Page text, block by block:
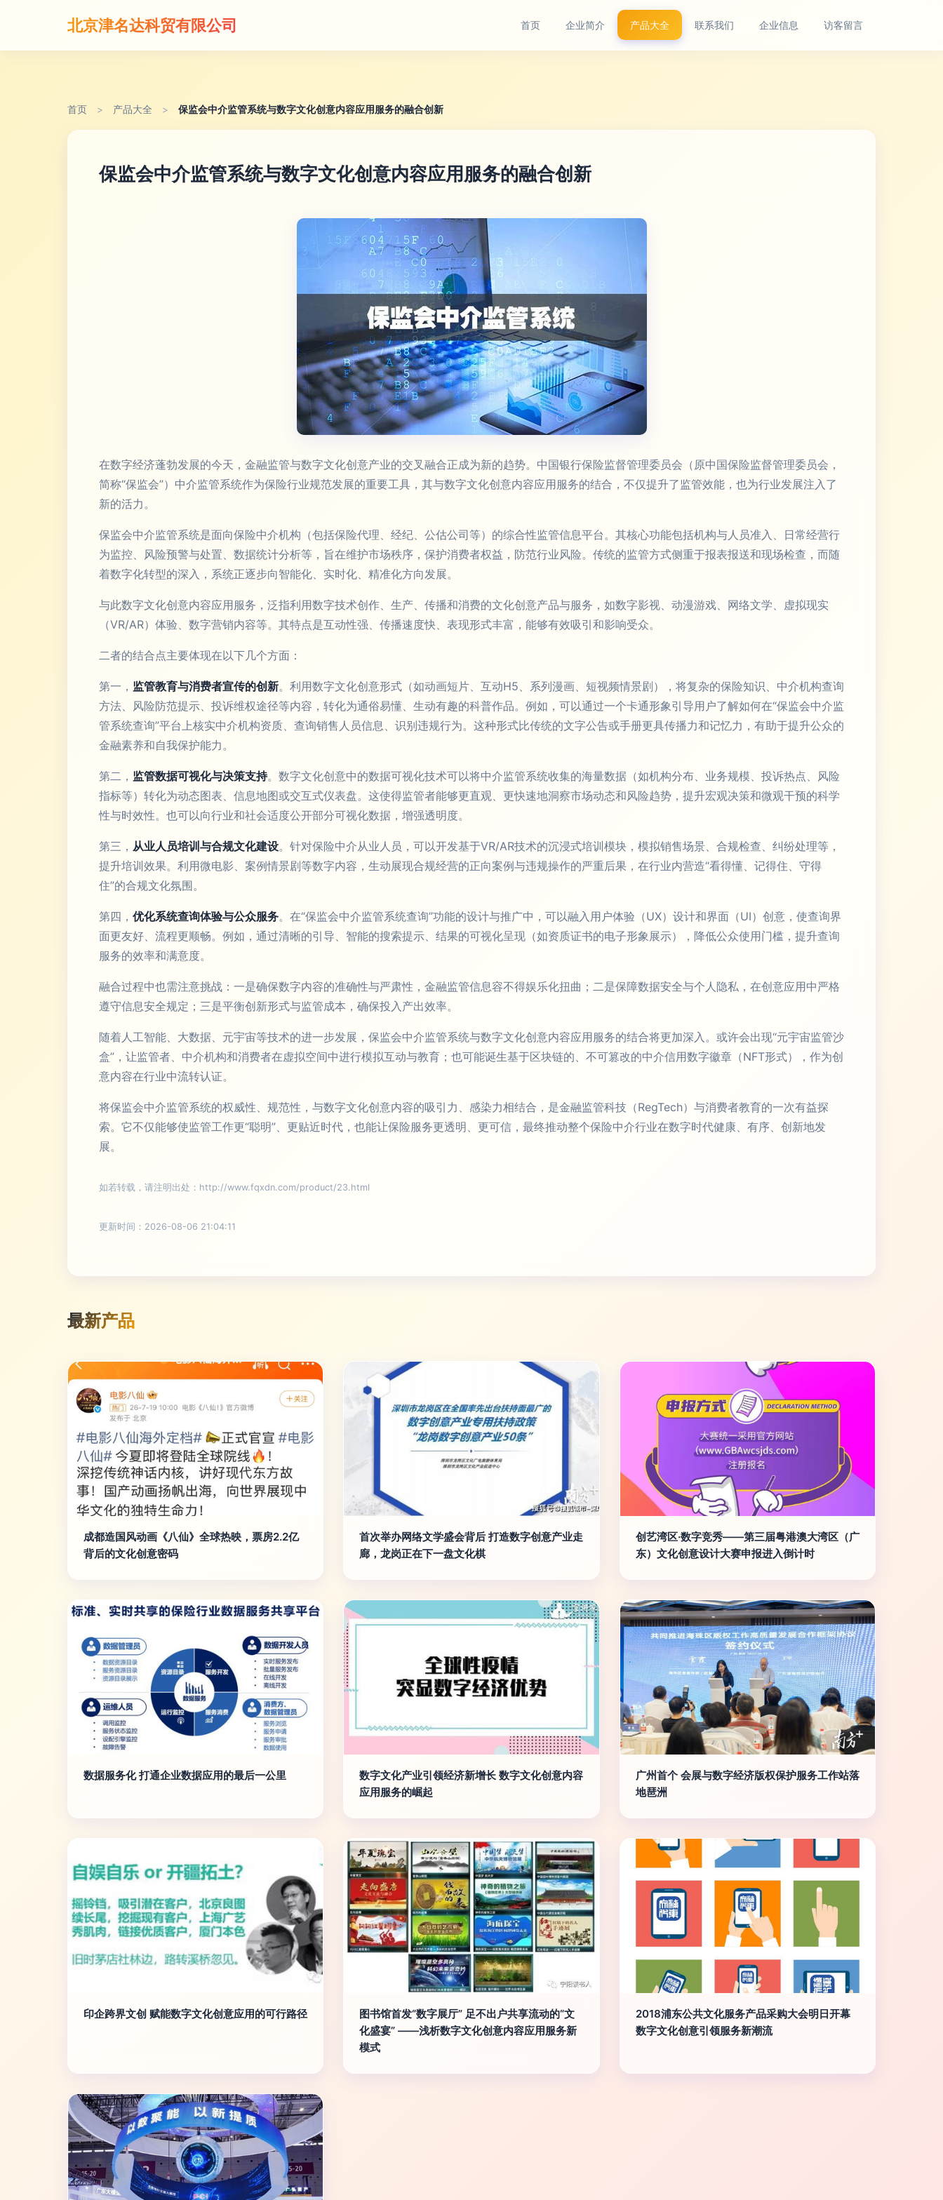
北京津名达科贸有限公司 首页 企业简介 产品大全 联系我们 企业信息 访客留言
首页 > 产品大全 > 保监会中介监管系统与数字文化创意内容应用服务的融合创新
保监会中介监管系统与数字文化创意内容应用服务的融合创新
在数字经济蓬勃发展的今天，金融监管与数字文化创意产业的交叉融合正成为新的趋势。中国银行保险监督管理委员会（原中国保险监督管理委员会，
简称“保监会”）中介监管系统作为保险行业规范发展的重要工具，其与数字文化创意内容应用服务的结合，不仅提升了监管效能，也为行业发展注入了
新的活力。
保监会中介监管系统是面向保险中介机构（包括保险代理、经纪、公估公司等）的综合性监管信息平台。其核心功能包括机构与人员准入、日常经营行
为监控、风险预警与处置、数据统计分析等，旨在维护市场秩序，保护消费者权益，防范行业风险。传统的监管方式侧重于报表报送和现场检查，而随
着数字化转型的深入，系统正逐步向智能化、实时化、精准化方向发展。
与此数字文化创意内容应用服务，泛指利用数字技术创作、生产、传播和消费的文化创意产品与服务，如数字影视、动漫游戏、网络文学、虚拟现实
（VR/AR）体验、数字营销内容等。其特点是互动性强、传播速度快、表现形式丰富，能够有效吸引和影响受众。
二者的结合点主要体现在以下几个方面：
第一， 监管教育与消费者宣传的创新。利用数字文化创意形式（如动画短片、互动H5、系列漫画、短视频情景剧），将复杂的保险知识、中介机构查询
方法、风险防范提示、投诉维权途径等内容，转化为通俗易懂、生动有趣的科普作品。例如，可以通过一个卡通形象引导用户了解如何在“保监会中介监
管系统查询”平台上核实中介机构资质、查询销售人员信息、识别违规行为。这种形式比传统的文字公告或手册更具传播力和记忆力，有助于提升公众的
金融素养和自我保护能力。
第二， 监管数据可视化与决策支持。数字文化创意中的数据可视化技术可以将中介监管系统收集的海量数据（如机构分布、业务规模、投诉热点、风险
指标等）转化为动态图表、信息地图或交互式仪表盘。这使得监管者能够更直观、更快速地洞察市场动态和风险趋势，提升宏观决策和微观干预的科学
性与时效性。也可以向行业和社会适度公开部分可视化数据，增强透明度。
第三， 从业人员培训与合规文化建设。针对保险中介从业人员，可以开发基于VR/AR技术的沉浸式培训模块，模拟销售场景、合规检查、纠纷处理等，
提升培训效果。利用微电影、案例情景剧等数字内容，生动展现合规经营的正向案例与违规操作的严重后果，在行业内营造“看得懂、记得住、守得
住”的合规文化氛围。
第四， 优化系统查询体验与公众服务。在“保监会中介监管系统查询”功能的设计与推广中，可以融入用户体验（UX）设计和界面（UI）创意，使查询界
面更友好、流程更顺畅。例如，通过清晰的引导、智能的搜索提示、结果的可视化呈现（如资质证书的电子形象展示），降低公众使用门槛，提升查询
服务的效率和满意度。
融合过程中也需注意挑战：一是确保数字内容的准确性与严肃性，金融监管信息容不得娱乐化扭曲；二是保障数据安全与个人隐私，在创意应用中严格
遵守信息安全规定；三是平衡创新形式与监管成本，确保投入产出效率。
随着人工智能、大数据、元宇宙等技术的进一步发展，保监会中介监管系统与数字文化创意内容应用服务的结合将更加深入。或许会出现“元宇宙监管沙
盒”，让监管者、中介机构和消费者在虚拟空间中进行模拟互动与教育；也可能诞生基于区块链的、不可篡改的中介信用数字徽章（NFT形式），作为创
意内容在行业中流转认证。
将保监会中介监管系统的权威性、规范性，与数字文化创意内容的吸引力、感染力相结合，是金融监管科技（RegTech）与消费者教育的一次有益探
索。它不仅能够使监管工作更“聪明”、更贴近时代，也能让保险服务更透明、更可信，最终推动整个保险中介行业在数字时代健康、有序、创新地发
展。
如若转载，请注明出处：http://www.fqxdn.com/product/23.html
更新时间：2026-08-06 21:04:11
最新产品
成都造国风动画《八仙》全球热映，票房2.2亿
背后的文化创意密码
首次举办网络文学盛会背后 打造数字创意产业走
廊，龙岗正在下一盘文化棋
创艺湾区·数字竞秀——第三届粤港澳大湾区（广
东）文化创意设计大赛申报进入倒计时
数据服务化 打通企业数据应用的最后一公里
数字文化产业引领经济新增长 数字文化创意内容
应用服务的崛起
广州首个 会展与数字经济版权保护服务工作站落
地琶洲
印企跨界文创 赋能数字文化创意应用的可行路径
图书馆首发“数字展厅” 足不出户共享流动的“文
化盛宴” ——浅析数字文化创意内容应用服务新
模式
2018浦东公共文化服务产品采购大会明日开幕
数字文化创意引领服务新潮流